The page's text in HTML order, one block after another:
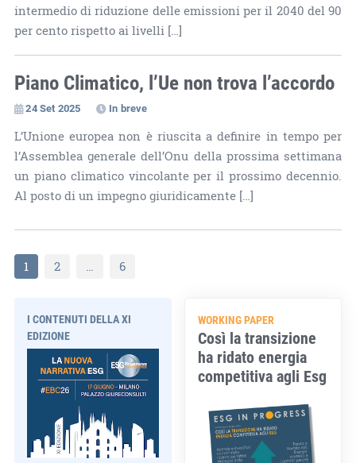
intermedio di riduzione delle emissioni per il 2040 del 90
per cento rispetto ai livelli […]
Piano Climatico, l’Ue non trova l’accordo
24 Set 2025 In breve
L’Unione europea non è riuscita a definire in tempo per
l’Assemblea generale dell’Onu della prossima settimana
un piano climatico vincolante per il prossimo decennio.
Al posto di un impegno giuridicamente […]
1 2 … 6
I CONTENUTI DELLA XI
EDIZIONE
WORKING PAPER
Così la transizione
ha ridato energia
competitiva agli Esg